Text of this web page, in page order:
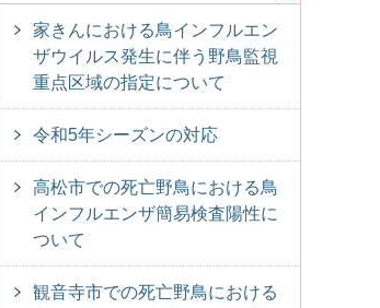
家きんにおける鳥インフルエン
ザウイルス発生に伴う野鳥監視
重点区域の指定について
令和5年シーズンの対応
高松市での死亡野鳥における鳥
インフルエンザ簡易検査陽性に
ついて
観音寺市での死亡野鳥における